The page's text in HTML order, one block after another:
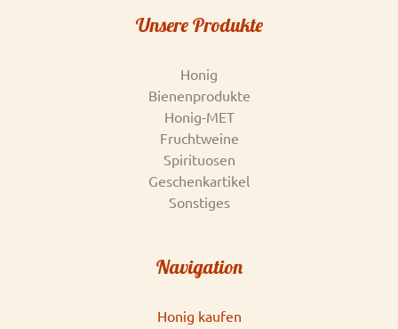
Unsere Produkte
Honig
Bienenprodukte
Honig-MET
Fruchtweine
Spirituosen
Geschenkartikel
Sonstiges
Navigation
Honig kaufen